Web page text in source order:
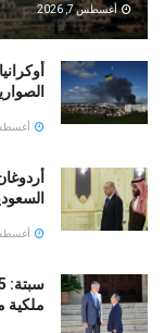
أغسطس 7, 2026
أغسطس 7,
أغسطس 7,
ملكية